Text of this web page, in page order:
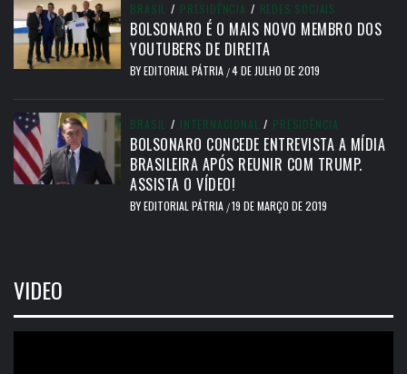
BRASIL / PRESIDÊNCIA / REDES SOCIAIS
BOLSONARO É O MAIS NOVO MEMBRO DOS
YOUTUBERS DE DIREITA
BYEDITORIAL PÁTRIA /4 DE JULHO DE 2019
BRASIL / INTERNACIONAL / PRESIDÊNCIA
BOLSONARO CONCEDE ENTREVISTA A MÍDIA
BRASILEIRA APÓS REUNIR COM TRUMP.
ASSISTA O VÍDEO!
BYEDITORIAL PÁTRIA /19 DE MARÇO DE 2019
VIDEO